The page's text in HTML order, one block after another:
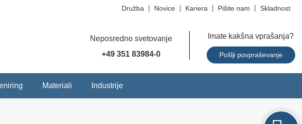
Družba Novice Kariera Pišite nam Skladnost
Imate kakšna vprašanja?
Pošlji povpraševanje
Neposredno svetovanje
+49 351 83984-0
Materiali Industrije